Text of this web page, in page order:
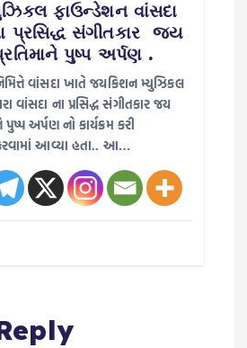
ફાઉન્ડેશન વાંસદા
પ્રસિદ્ધ સંગીતકાર જય
પુષ્પ અર્પણ .
વાંસદા ખાતે જયકિશન મ્યુઝિકલ
વાંસદા ના પ્રસિદ્ધ સંગીતકાર જય
અર્પણ નો કાર્યક્રમ કરી
આવ્યા હતા.. આ…